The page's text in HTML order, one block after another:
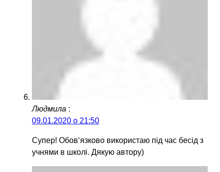
Людмила :
09.01.2020 о 21:50
Супер! Обов‘язково використаю під час бесід з
учнями в школі. Дякую автору)